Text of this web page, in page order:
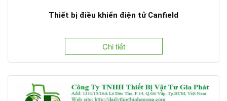
Thiết bị điều khiển điện tử Canfield
Chi tiết